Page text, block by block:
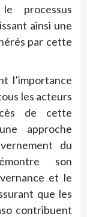
processus
ainsi une
par cette
l’importance
les acteurs
de cette
approche
du
son
et le
que les
contribuent